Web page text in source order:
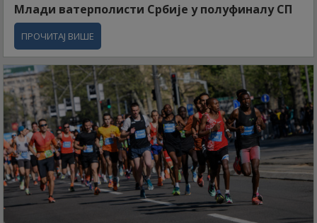
Млади ватерполисти Србије у полуфиналу СП
ПРОЧИТАЈ ВИШЕ